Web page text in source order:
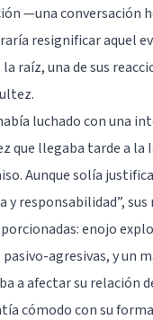
—una conversación
resignificar aquel
raíz, una de sus
luchado con una
que llegaba tarde a la
Aunque solía
y responsabilidad”,
enojo
agresivas, y un
a afectar su relación
cómodo con su